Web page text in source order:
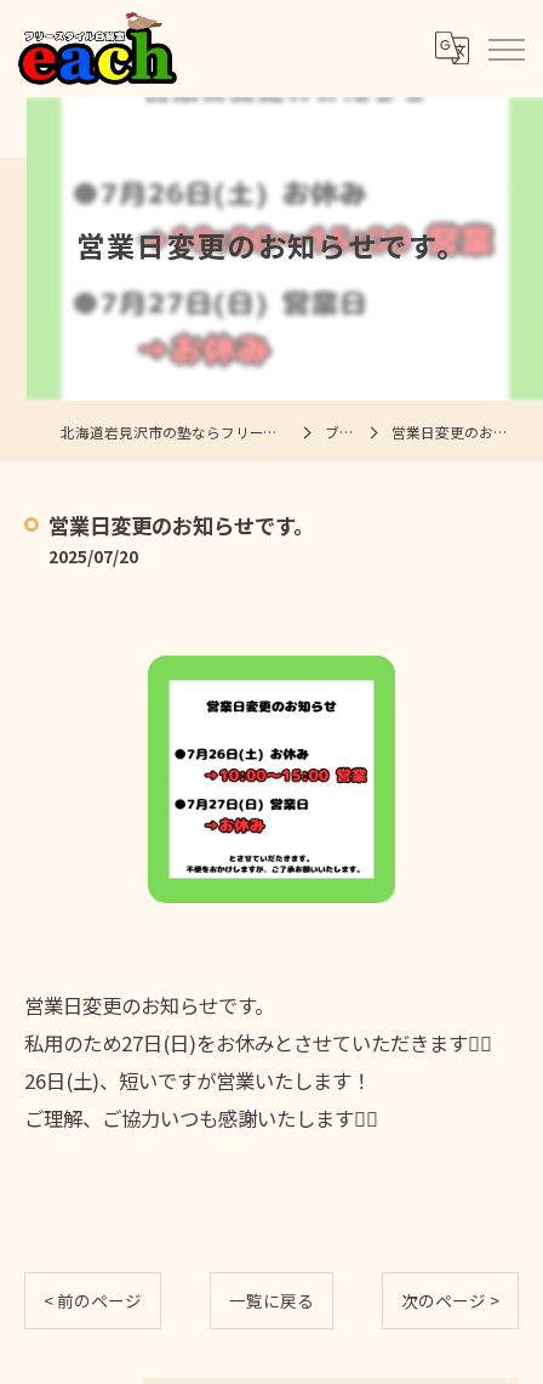
営業日変更のお知らせです。
北海道岩見沢市の塾ならフリースタイル自習室each ブログ 営業日変更のお知らせです。
営業日変更のお知らせです。
2025/07/20
営業日変更のお知らせです。
私用のため27日(日)をお休みとさせていただきます🙇‍♀️
26日(土)、短いですが営業いたします！
ご理解、ご協力いつも感謝いたします🙇‍♀️
< 前のページ 一覧に戻る 次のページ >